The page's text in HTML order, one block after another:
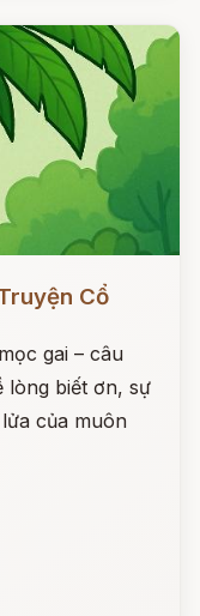
Cổ
gai – câu
lòng biết ơn, sự
của muôn